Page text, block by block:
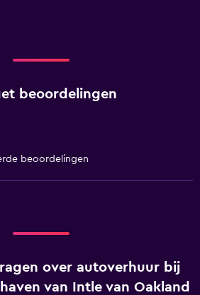
beoordelingen
beoordelingen
over autoverhuur bij
van Intle van Oakland